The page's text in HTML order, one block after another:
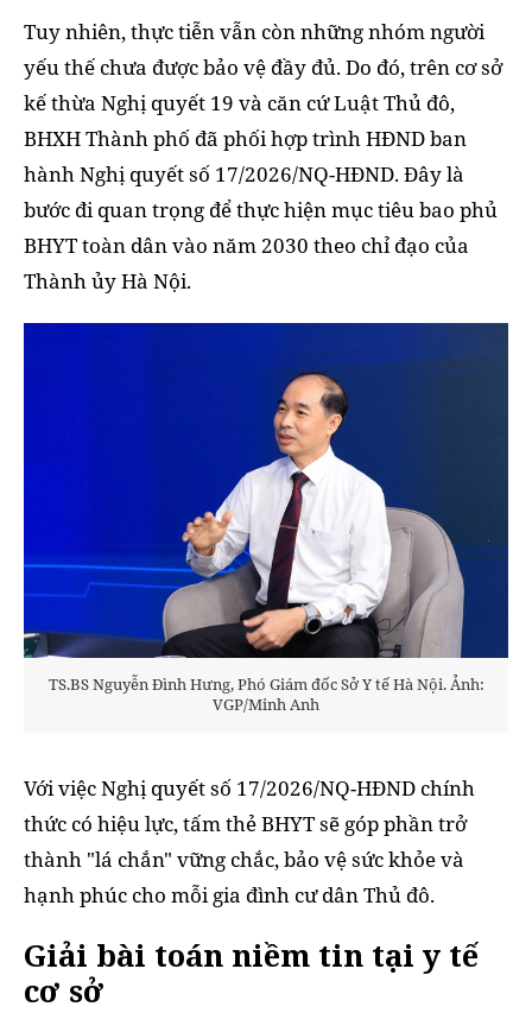
Tuy nhiên, thực tiễn vẫn còn những nhóm người
yếu thế chưa được bảo vệ đầy đủ. Do đó, trên cơ sở
kế thừa Nghị quyết 19 và căn cứ Luật Thủ đô,
BHXH Thành phố đã phối hợp trình HĐND ban
hành Nghị quyết số 17/2026/NQ-HĐND. Đây là
bước đi quan trọng để thực hiện mục tiêu bao phủ
BHYT toàn dân vào năm 2030 theo chỉ đạo của
Thành ủy Hà Nội.
TS.BS Nguyễn Đình Hưng, Phó Giám đốc Sở Y tế Hà Nội. Ảnh:
VGP/Minh Anh
Với việc Nghị quyết số 17/2026/NQ-HĐND chính
thức có hiệu lực, tấm thẻ BHYT sẽ góp phần trở
thành "lá chắn" vững chắc, bảo vệ sức khỏe và
hạnh phúc cho mỗi gia đình cư dân Thủ đô.
Giải bài toán niềm tin tại y tế
cơ sở